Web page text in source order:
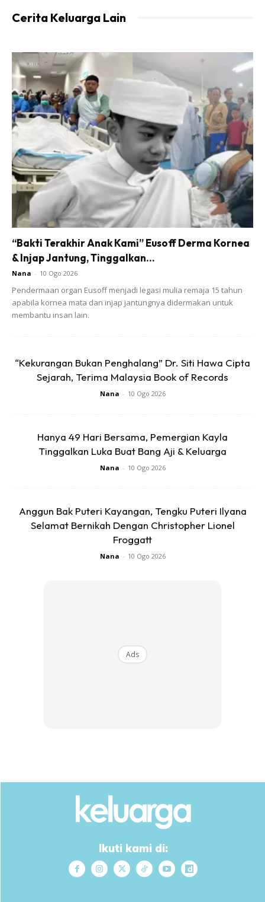
Kami “lepaskan” motor GTR 1400cc, Mercedes CLA250
dan Vellfire. Digantikan dgn skuter Modenas & Exora versi
terbaru yg enjin turbo tu . Alhamdulillah.
Hidup ni satu pilihan. Setiap pilihan ada baik & buruk. Tiada
pilihan yang lebih baik daripada pilihan lain.
Anda mungkin berminat dengan
Cerita Keluarga Lain
“Bakti Terakhir Anak Kami” Eusoff Derma Kornea
& Injap Jantung, Tinggalkan...
Nana - 10 Ogo 2026
Pendermaan organ Eusoff menjadi legasi mulia remaja 15 tahun
apabila kornea mata dan injap jantungnya didermakan untuk
membantu insan lain.
“Kekurangan Bukan Penghalang” Dr. Siti Hawa Cipta
Sejarah, Terima Malaysia Book of Records
Nana - 10 Ogo 2026
Hanya 49 Hari Bersama, Pemergian Kayla
Tinggalkan Luka Buat Bang Aji & Keluarga
Nana - 10 Ogo 2026
Anggun Bak Puteri Kayangan, Tengku Puteri Ilyana
Selamat Bernikah Dengan Christopher Lionel
Froggatt
Nana - 10 Ogo 2026
Ads
Ikuti kami di: